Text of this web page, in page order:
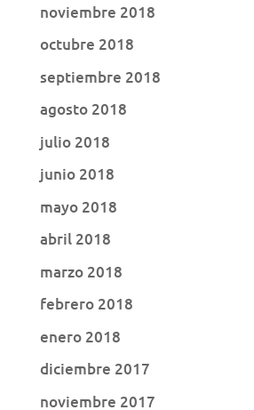
noviembre 2018
octubre 2018
septiembre 2018
agosto 2018
julio 2018
junio 2018
mayo 2018
abril 2018
marzo 2018
febrero 2018
enero 2018
diciembre 2017
noviembre 2017